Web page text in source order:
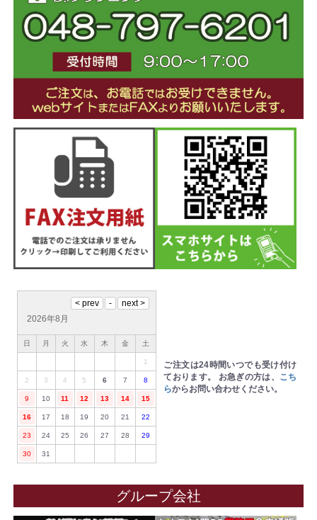
2026年8月
日 月 火 水 木 金 土
1
2 3 4 5 6 7 8
9 10 11 12 13 14 15
16 17 18 19 20 21 22
23 24 25 26 27 28 29
30 31
ご注文は24時間いつでも受け付け
ております。 お急ぎの方は、 こち
らからお問い合わせください。
グループ会社